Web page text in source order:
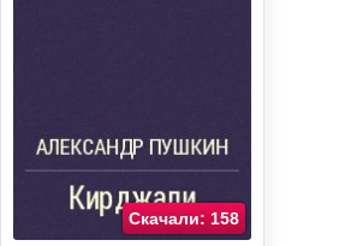
Скачали: 158